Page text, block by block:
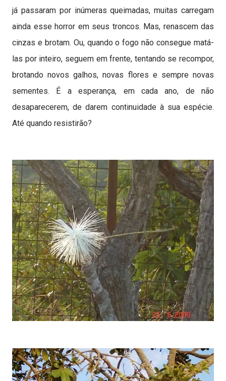
já passaram por inúmeras queimadas, muitas carregam
ainda esse horror em seus troncos. Mas, renascem das
cinzas e brotam. Ou, quando o fogo não consegue matá-
las por inteiro, seguem em frente, tentando se recompor,
brotando novos galhos, novas flores e sempre novas
sementes. É a esperança, em cada ano, de não
desaparecerem, de darem continuidade à sua espécie.
Até quando resistirão?